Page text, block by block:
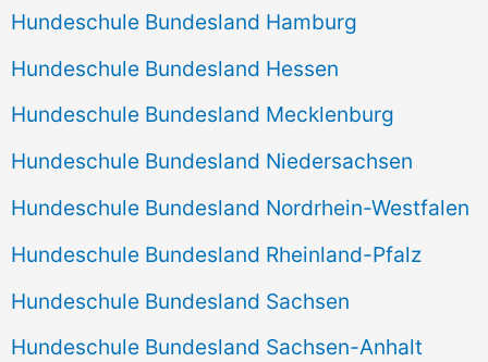
Hundeschule Bundesland Hamburg
Hundeschule Bundesland Hessen
Hundeschule Bundesland Mecklenburg
Hundeschule Bundesland Niedersachsen
Hundeschule Bundesland Nordrhein-Westfalen
Hundeschule Bundesland Rheinland-Pfalz
Hundeschule Bundesland Sachsen
Hundeschule Bundesland Sachsen-Anhalt